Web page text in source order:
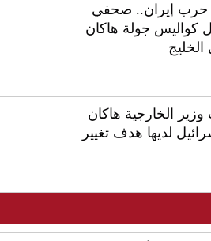
حرب إيران.. صحفي
كواليس جولة هاكان
الخارجية هاكان
لديها هدف تغيير